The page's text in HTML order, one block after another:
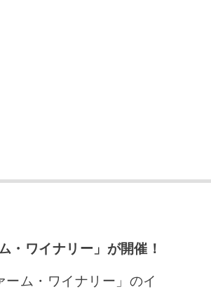
ワイナリー」が開催！
ーム・ワイナリー」のイ